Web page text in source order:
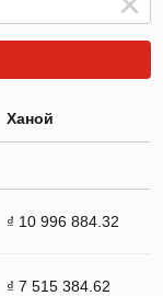
Ханой
₫ 10 996 884.32
₫ 7 515 384.62